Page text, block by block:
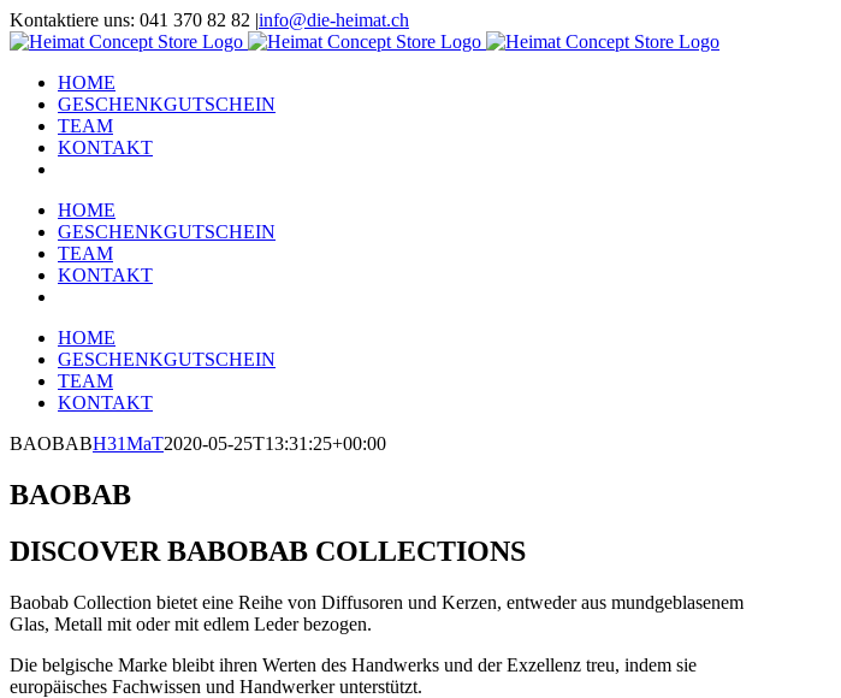
Zum
Inhalt
Kontaktiere uns: 041 370 82 82 |info@die-heimat.ch
Facebook
Instagram
HOME
GESCHENKGUTSCHEIN
TEAM
KONTAKT
HOME
GESCHENKGUTSCHEIN
TEAM
KONTAKT
HOME
GESCHENKGUTSCHEIN
TEAM
KONTAKT
BAOBABH31MaT2020-05-25T13:31:25+00:00
BAOBAB
DISCOVER BABOBAB COLLECTIONS
Baobab Collection bietet eine Reihe von Diffusoren und Kerzen, entweder aus mundgeblasenem
Glas, Metall mit oder mit edlem Leder bezogen.
Die belgische Marke bleibt ihren Werten des Handwerks und der Exzellenz treu, indem sie
europäisches Fachwissen und Handwerker unterstützt.